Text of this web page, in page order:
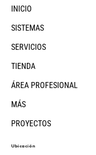
INICIO
SISTEMAS
SERVICIOS
TIENDA
ÁREA PROFESIONAL
MÁS
PROYECTOS
Ubicación